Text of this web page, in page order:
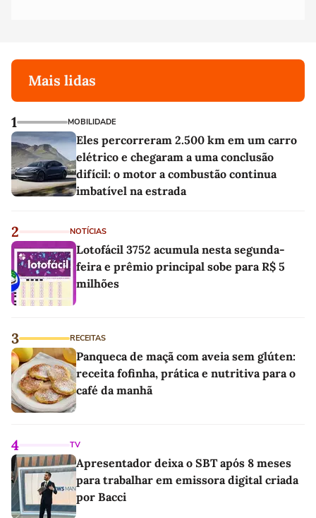
Mais lidas
1 MOBILIDADE
Eles percorreram 2.500 km em um carro
elétrico e chegaram a uma conclusão
difícil: o motor a combustão continua
imbatível na estrada
2 NOTÍCIAS
Lotofácil 3752 acumula nesta segunda-
feira e prêmio principal sobe para R$ 5
milhões
3 RECEITAS
Panqueca de maçã com aveia sem glúten:
receita fofinha, prática e nutritiva para o
café da manhã
4 TV
Apresentador deixa o SBT após 8 meses
para trabalhar em emissora digital criada
por Bacci